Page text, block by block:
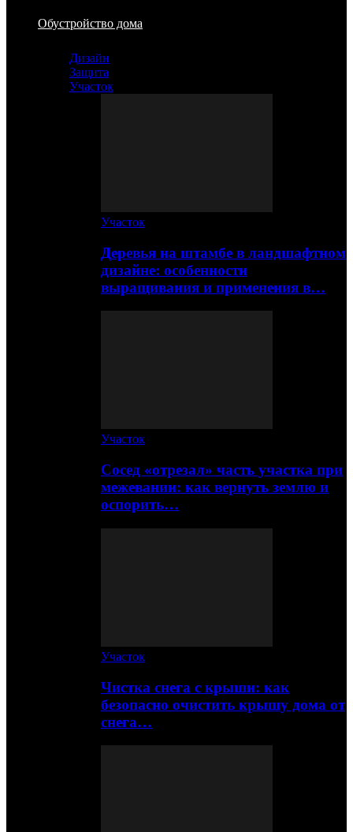
Обустройство дома
Дизайн
Защита
Участок
Участок
Деревья на штамбе в ландшафтном
дизайне: особенности
выращивания и применения в…
Участок
Сосед «отрезал» часть участка при
межевании: как вернуть землю и
оспорить…
Участок
Чистка снега с крыши: как
безопасно очистить крышу дома от
снега…